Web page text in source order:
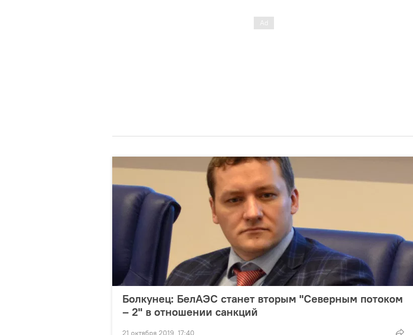
Болкунец: БелАЭС станет вторым "Северным потоком
– 2" в отношении санкций
21 октября 2019, 17:40